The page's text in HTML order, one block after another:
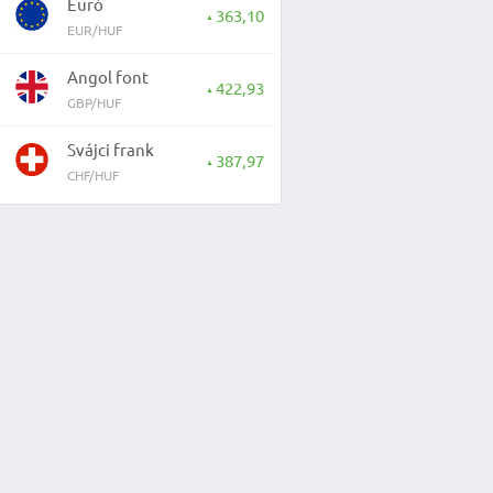
EUR/HUF
▲ 363,10
Angol font
GBP/HUF
▲ 422,93
Svájci frank
CHF/HUF
▲ 387,97